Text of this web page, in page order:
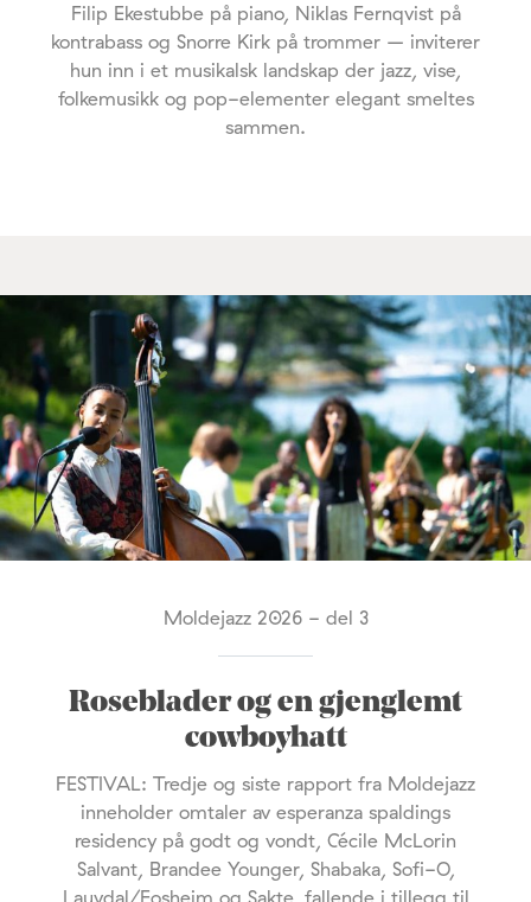
Filip Ekestubbe på piano, Niklas Fernqvist på
kontrabass og Snorre Kirk på trommer – inviterer
hun inn i et musikalsk landskap der jazz, vise,
folkemusikk og pop-elementer elegant smeltes
sammen.
Moldejazz 2026 - del 3
Roseblader og en gjenglemt
cowboyhatt
FESTIVAL: Tredje og siste rapport fra Moldejazz
inneholder omtaler av esperanza spaldings
residency på godt og vondt, Cécile McLorin
Salvant, Brandee Younger, Shabaka, Sofi-O,